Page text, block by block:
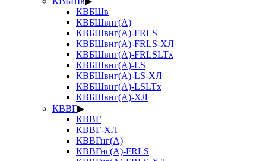
КВБШв
КВБШвнг(А)
КВБШвнг(А)-FRLS
КВБШвнг(А)-FRLS-ХЛ
КВБШвнг(А)-FRLSLTx
КВБШвнг(А)-LS
КВБШвнг(А)-LS-ХЛ
КВБШвнг(А)-LSLTx
КВБШвнг(А)-ХЛ
КВВГ▶
КВВГ
КВВГ-ХЛ
КВВГнг(А)
КВВГнг(А)-FRLS